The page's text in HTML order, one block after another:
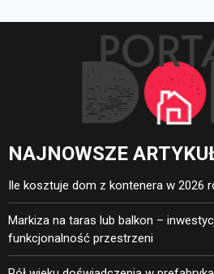
NAJNOWSZE
Ile kosztuje dom z kontenera w 2026
Markiza na taras lub balkon –
funkcjonalność przestrzeni